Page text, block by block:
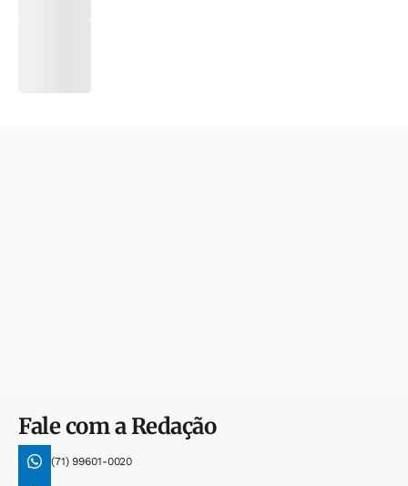
Fale com a Redação
(71) 99601-0020